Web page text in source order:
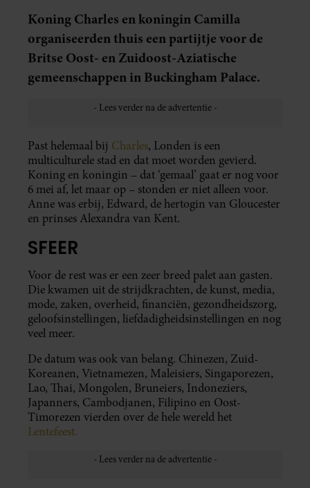
Koning Charles en koningin Camilla
organiseerden thuis een partijtje voor de
Britse Oost- en Zuidoost-Aziatische
gemeenschappen in Buckingham Palace.
Past helemaal bij Charles, Londen is een
multiculturele stad en dat moet worden gevierd.
Koning en koningin – dat ‘gemaal’ gaat er nog voor
6 mei af, let maar op – stonden er niet alleen voor.
Anne was erbij, Edward, de hertogin van Gloucester
en prinses Alexandra van Kent.
SFEER
Voor de rest was er een zeer breed palet aan gasten.
Die kwamen uit de strijdkrachten, de kunst, media,
mode, zaken, overheid, financiën, gezondheidszorg,
geloofsinstellingen, liefdadigheidsinstellingen en nog
veel meer.
De datum was ook van belang. Chinezen, Zuid-
Koreanen, Vietnamezen, Maleisiers, Singaporezen,
Lao, Thai, Mongolen, Bruneiers, Indoneziers,
Japanners, Cambodjanen, Filipino en Oost-
Timorezen vierden over de hele wereld het
Lentefeest.